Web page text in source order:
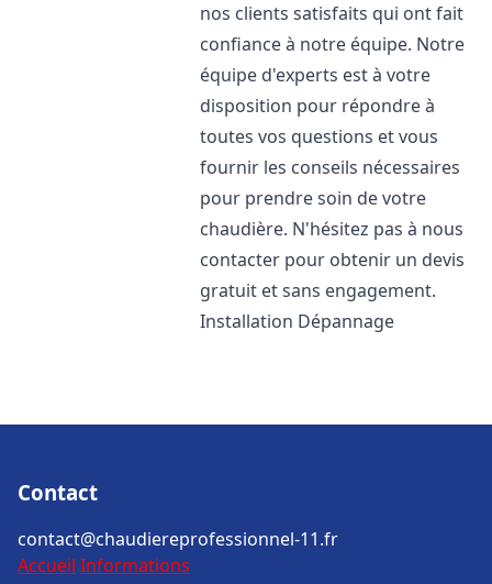
nos clients satisfaits qui ont fait
confiance à notre équipe. Notre
équipe d'experts est à votre
disposition pour répondre à
toutes vos questions et vous
fournir les conseils nécessaires
pour prendre soin de votre
chaudière. N'hésitez pas à nous
contacter pour obtenir un devis
gratuit et sans engagement.
Installation Dépannage
Contact
contact@chaudiereprofessionnel-11.fr
Accueil Informations